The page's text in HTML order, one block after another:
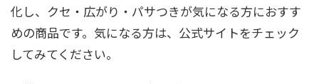
化し、クセ・広がり・パサつきが気になる方におすす
めの商品です。気になる方は、公式サイトをチェック
してみてください。